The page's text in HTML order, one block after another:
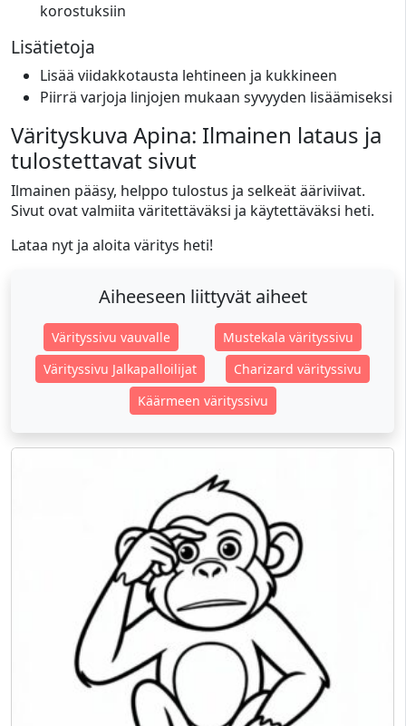
korostuksiin
Lisätietoja
Lisää viidakkotausta lehtineen ja kukkineen
Piirrä varjoja linjojen mukaan syvyyden lisäämiseksi
Värityskuva Apina: Ilmainen lataus ja
tulostettavat sivut
Ilmainen pääsy, helppo tulostus ja selkeät ääriviivat.
Sivut ovat valmiita väritettäväksi ja käytettäväksi heti.
Lataa nyt ja aloita väritys heti!
Aiheeseen liittyvät aiheet
Värityssivu vauvalle
Mustekala värityssivu
Värityssivu Jalkapalloilijat
Charizard värityssivu
Käärmeen värityssivu